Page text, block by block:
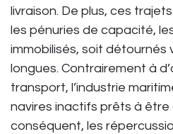
livraison. De plus, ces
les pénuries de capacité,
immobilisés, soit détournés
longues. Contrairement à
transport, l’industrie
navires inactifs prêts à être
conséquent, les